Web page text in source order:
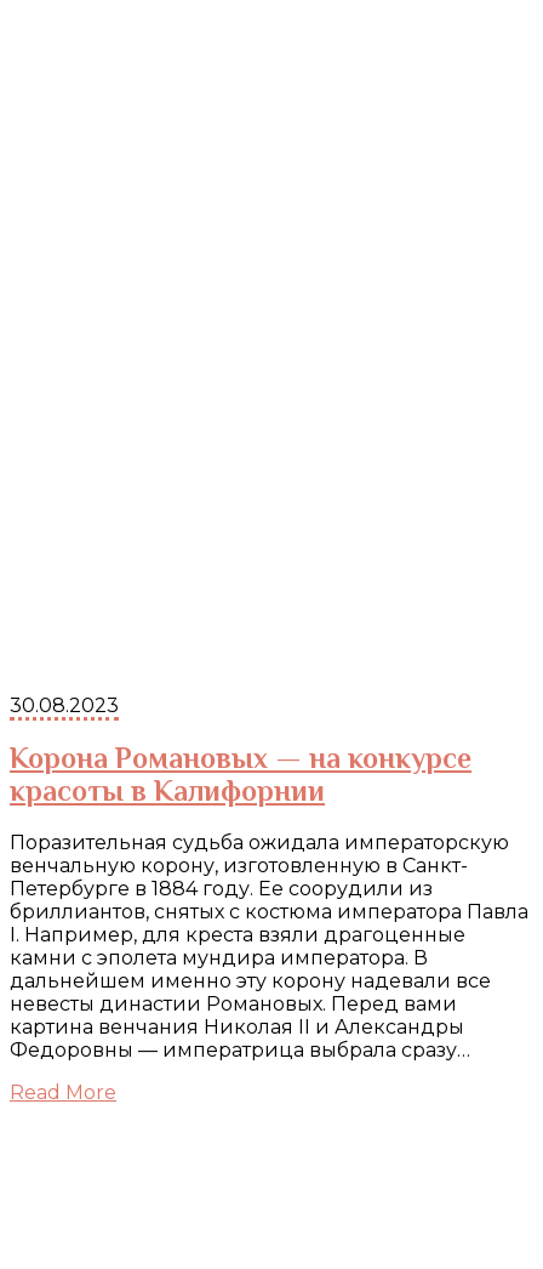
30.08.2023
Корона Романовых — на конкурсе
красоты в Калифорнии
Поразительная судьба ожидала императорскую
венчальную корону, изготовленную в Санкт-
Петербурге в 1884 году. Ее соорудили из
бриллиантов, снятых с костюма императора Павла
I. Например, для креста взяли драгоценные
камни с эполета мундира императора. В
дальнейшем именно эту корону надевали все
невесты династии Романовых. Перед вами
картина венчания Николая II и Александры
Федоровны — императрица выбрала сразу…
Read More